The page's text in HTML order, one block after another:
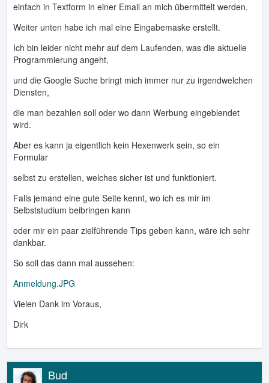
einfach in Textform in einer Email an mich übermittelt werden.
Weiter unten habe ich mal eine Eingabemaske erstellt.
Ich bin leider nicht mehr auf dem Laufenden, was die aktuelle
Programmierung angeht,
und die Google Suche bringt mich immer nur zu irgendwelchen
Diensten,
die man bezahlen soll oder wo dann Werbung eingeblendet
wird.
Aber es kann ja eigentlich kein Hexenwerk sein, so ein
Formular
selbst zu erstellen, welches sicher ist und funktioniert.
Falls jemand eine gute Seite kennt, wo ich es mir im
Selbststudium beibringen kann
oder mir ein paar zielführende Tips geben kann, wäre ich sehr
dankbar.
So soll das dann mal aussehen:
Anmeldung.JPG
Vielen Dank im Voraus,
Dirk
Bud